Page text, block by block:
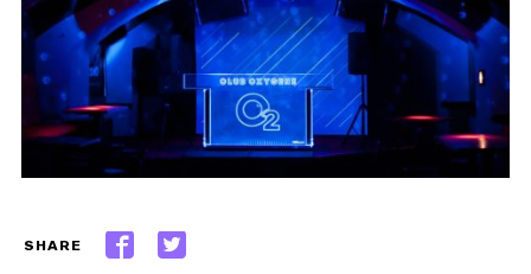
SHARE